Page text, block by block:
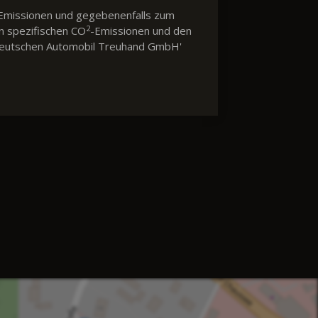
und gegebenenfalls zum
spezifischen CO2-Emissionen und den
Automobil Treuhand GmbH'